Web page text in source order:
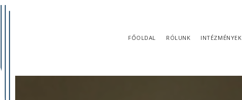
FŐOLDAL RÓLUNK INTÉZMÉNYEK